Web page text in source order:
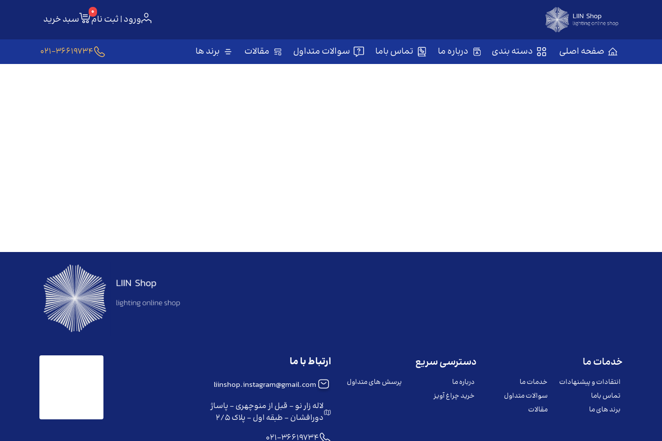
ورود | ثبت نام
0
سبد خرید
صفحه اصلی دسته بندی درباره ما تماس باما سوالات متداول مقالات برند ها 021-36619734
خدمات ما
انتقادات و پیشنهادات
خدمات ما
تماس باما
سوالات متداول
برند های ما
مقالات
دسترسی سریع
درباره ما
پرسش های متداول
خرید چراغ آویز
ارتباط با ما
liinshop.instagram@gmail.com
لاله زار نو - قبل از منوچهری - پاساژ
دورافشان - طبقه اول - پلاک ۲/۵
021-36619734